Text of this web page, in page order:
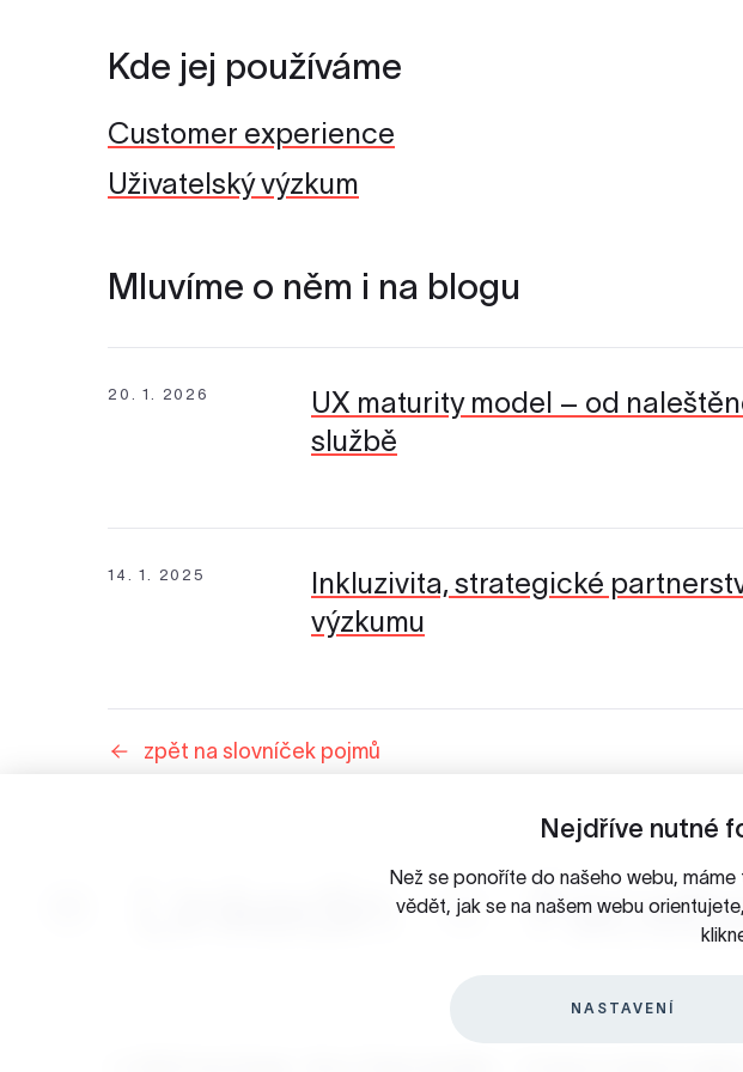
Kde jej používáme
Customer experience
Uživatelský výzkum
Mluvíme o něm i na blogu
20. 1. 2026
UX maturity model – od
službě
14. 1. 2025
Inkluzivita, strategické
výzkumu
zpět na slovníček pojmů
Linkedin
Nejdříve nutné
Než se ponoříte do našeho webu,
vědět, jak se na našem webu
NASTAVENÍ